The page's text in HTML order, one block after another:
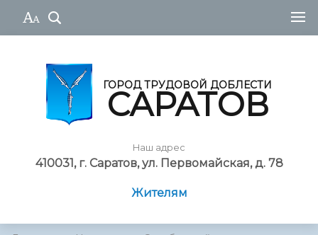
ГОРОД ТРУДОВОЙ ДОБЛЕСТИ
САРАТОВ
Наш адрес
410031, г. Саратов, ул. Первомайская, д. 78
Жителям